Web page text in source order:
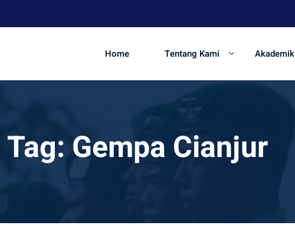
Home Tentang Kami Akademik
Tag: Gempa Cianjur